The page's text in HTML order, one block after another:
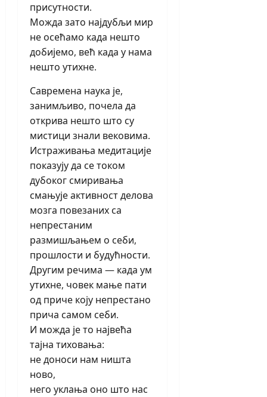
присутности.
Можда зато најдубљи мир
не осећамо када нешто
добијемо, већ када у нама
нешто утихне.
Савремена наука је,
занимљиво, почела да
открива нешто што су
мистици знали вековима.
Истраживања медитације
показују да се током
дубоког смиривања
смањује активност делова
мозга повезаних са
непрестаним
размишљањем о себи,
прошлости и будућности.
Другим речима — када ум
утихне, човек мање пати
од приче коју непрестано
прича самом себи.
И можда је то највећа
тајна тиховања:
не доноси нам ништа
ново,
него уклања оно што нас